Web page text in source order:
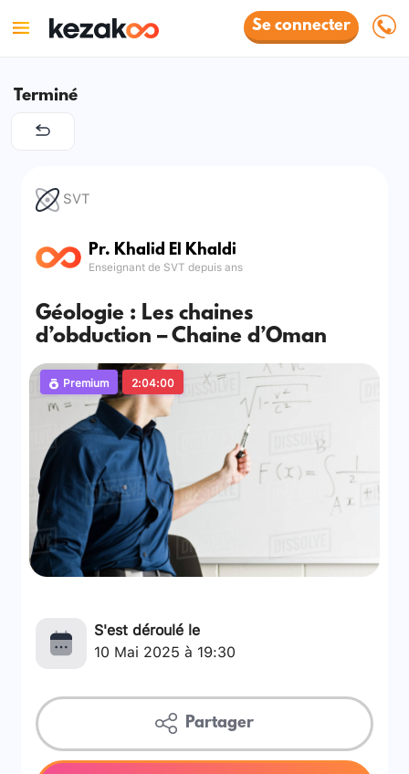
Se connecter
Terminé
SVT
Pr. Khalid El Khaldi
Enseignant de SVT depuis ans
Géologie : Les chaines
d’obduction – Chaine d’Oman
Premium 2:04:00
S'est déroulé le
10 Mai 2025 à 19:30
Partager